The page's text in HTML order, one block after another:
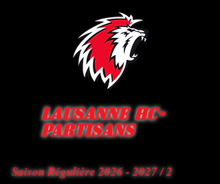
Lausanne HC-
Partisans
Saison Régulière2026 - 2027/ 2